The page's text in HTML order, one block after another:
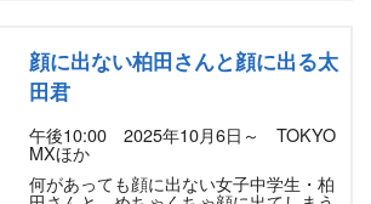
顔に出ない柏田さんと顔に出る太
田君
午後10:00 2025年10月6日～ TOKYO
MXほか
何があっても顔に出ない女子中学生・柏